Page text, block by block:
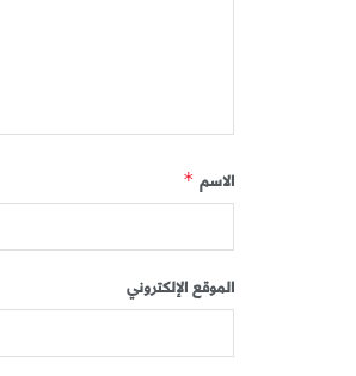
الاسم *
الموقع الإلكتروني